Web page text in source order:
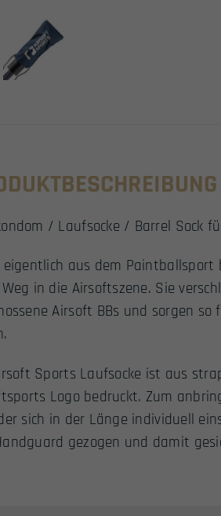
/ Laufsocke / Barrel Sock
eigentlich aus dem
in die Airsoftszene. Sie
Airsoft BBs und sorgen
Sports Laufsocke ist aus
Logo bedruckt. Zum
sich in der Länge individuell
gezogen und damit